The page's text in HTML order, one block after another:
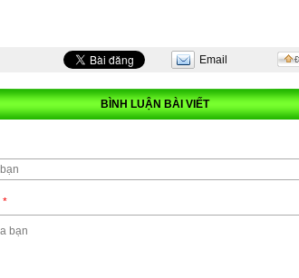
Email
BÌNH LUẬN BÀI VIẾT
*